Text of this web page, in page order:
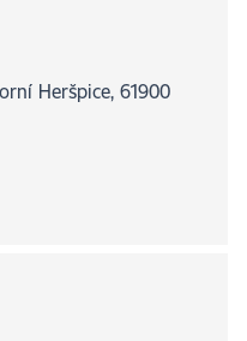
Heršpice, 61900